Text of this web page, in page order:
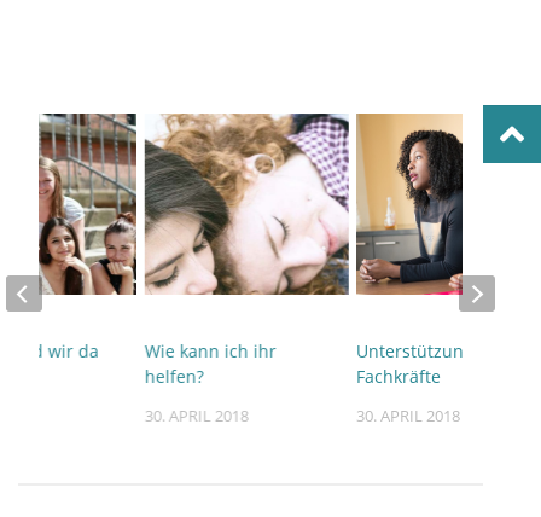
Wie kann ich ihr
helfen?
30. APRIL 2018
Unterstützung für
Fachkräfte
30. APRIL 2018
sind wir da